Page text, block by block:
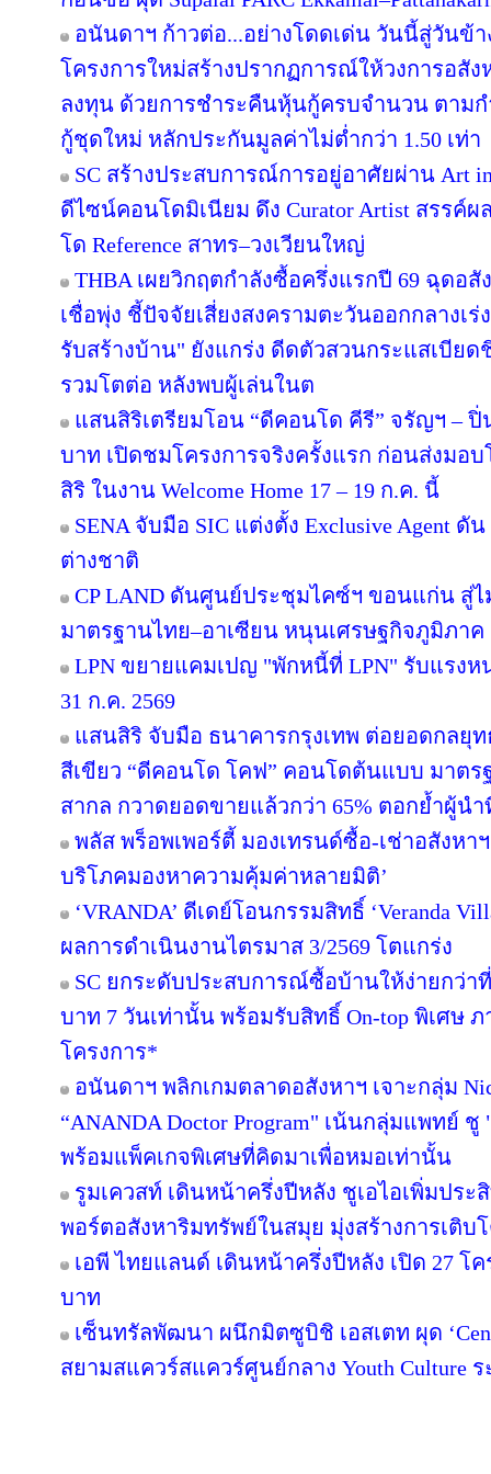
อนันดาฯ ก้าวต่อ...อย่างโดดเด่น วันนี้สู่วันข้
โครงการใหม่สร้างปรากฏการณ์ให้วงการอสั
ลงทุน ด้วยการชำระคืนหุ้นกู้ครบจำนวน ตาม
กู้ชุดใหม่ หลักประกันมูลค่าไม่ต่ำกว่า 1.50 เท่า
SC สร้างประสบการณ์การอยู่อาศัยผ่าน Art
ดีไซน์คอนโดมิเนียม ดึง Curator Artist สรรค์
โด Reference สาทร–วงเวียนใหญ่
THBA เผยวิกฤตกำลังซื้อครึ่งแรกปี 69 ฉุดอ
เชื่อพุ่ง ชี้ปัจจัยเสี่ยงสงครามตะวันออกกลางเ
รับสร้างบ้าน" ยังแกร่ง ดีดตัวสวนกระแสเบีย
รวมโตต่อ หลังพบผู้เล่นในต
แสนสิริเตรียมโอน “ดีคอนโด คีรี” จรัญฯ – ปิ่
บาท เปิดชมโครงการจริงครั้งแรก ก่อนส่งม
สิริ ในงาน Welcome Home 17 – 19 ก.ค. นี้
SENA จับมือ SIC แต่งตั้ง Exclusive Agent ดั
ต่างชาติ
CP LAND ดันศูนย์ประชุมไคซ์ฯ ขอนแก่น สู่
มาตรฐานไทย–อาเซียน หนุนเศรษฐกิจภูมิภาค
LPN ขยายแคมเปญ "พักหนี้ที่ LPN" รับแรง
31 ก.ค. 2569
แสนสิริ จับมือ ธนาคารกรุงเทพ ต่อยอดกลยุ
สีเขียว “ดีคอนโด โคฟ” คอนโดต้นแบบ มาต
สากล กวาดยอดขายแล้วกว่า 65% ตอกย้ำผู้น
พลัส พร็อพเพอร์ตี้ มองเทรนด์ซื้อ-เช่าอสังหา
บริโภคมองหาความคุ้มค่าหลายมิติ’
‘VRANDA’ ดีเดย์โอนกรรมสิทธิ์ ‘Veranda
ผลการดำเนินงานไตรมาส 3/2569 โตแกร่ง
SC ยกระดับประสบการณ์ซื้อบ้านให้ง่ายกว่า
บาท 7 วันเท่านั้น พร้อมรับสิทธิ์ On-top พิเศษ ภ
โครงการ*
อนันดาฯ พลิกเกมตลาดอสังหาฯ เจาะกลุ่ม
“ANANDA Doctor Program" เน้นกลุ่มแพทย์
พร้อมแพ็คเกจพิเศษที่คิดมาเพื่อหมอเท่านั้น
รูมเควสท์ เดินหน้าครึ่งปีหลัง ชูเอไอเพิ่มปร
พอร์ตอสังหาริมทรัพย์ในสมุย มุ่งสร้างการเติ
เอพี ไทยแลนด์ เดินหน้าครึ่งปีหลัง เปิด 27 โ
บาท
เซ็นทรัลพัฒนา ผนึกมิตซูบิชิ เอสเตท ผุด
สยามสแควร์สแควร์ศูนย์กลาง Youth Culture